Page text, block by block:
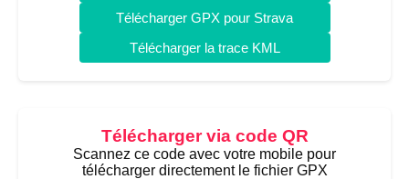
Télécharger GPX pour Strava
Télécharger la trace KML
Télécharger via code QR
Scannez ce code avec votre mobile pour
télécharger directement le fichier GPX